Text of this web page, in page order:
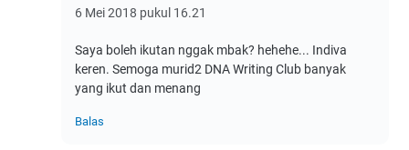
6 Mei 2018 pukul 16.21
Saya boleh ikutan nggak mbak? hehehe... Indiva
keren. Semoga murid2 DNA Writing Club banyak
yang ikut dan menang
Balas